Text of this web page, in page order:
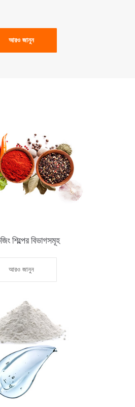
আরও জানুন
শিল্পের বিভাগসমূহ
আরও জানুন